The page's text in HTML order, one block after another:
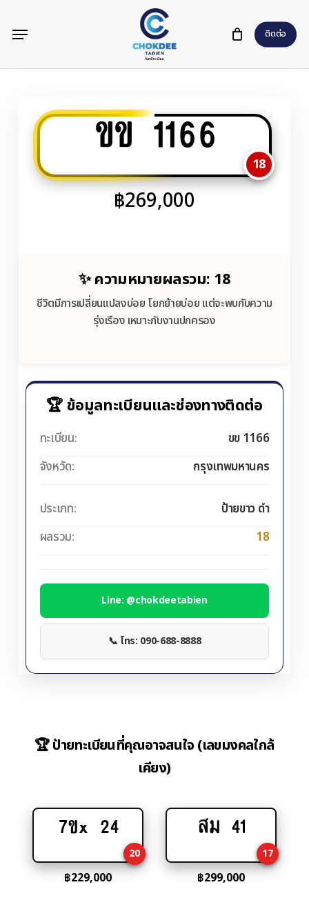
content
ติดต่อ
Menu
ขข 1166
18
฿269,000
✨ ความหมายผลรวม: 18
ชีวิตมีการเปลี่ยนแปลงบ่อย โยกย้ายบ่อย แต่จะพบกับความ
รุ่งเรือง เหมาะกับงานปกครอง
🏆 ข้อมูลทะเบียนและช่องทางติดต่อ
ทะเบียน:
ขข 1166
จังหวัด:
กรุงเทพมหานคร
ประเภท:
ป้ายขาว ดำ
ผลรวม:
18
Line: @chokdeetabien
📞 โทร: 090-688-8888
🏆 ป้ายทะเบียนที่คุณอาจสนใจ (เลขมงคลใกล้
เคียง)
Add
cart
7ขx 24
20
฿229,000
cart
สม 41
17
฿299,000